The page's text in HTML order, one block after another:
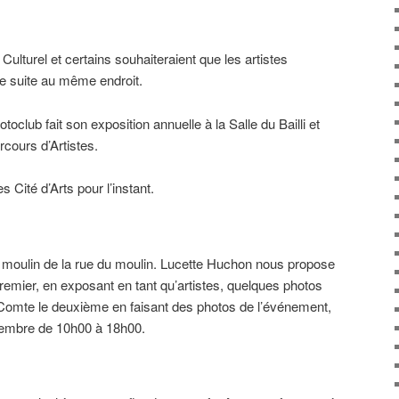
et certains souhaiteraient que les artistes
suite au même endroit.
fait son exposition annuelle à la Salle du Bailli et
d’Artistes.
Cité d’Arts pour l’instant.
de la rue du moulin. Lucette Huchon nous propose
en exposant en tant qu’artistes, quelques photos
le deuxième en faisant des photos de l’événement,
de 10h00 à 18h00.